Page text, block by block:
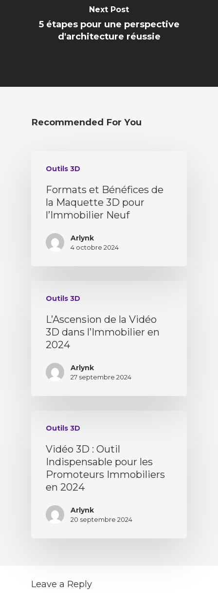
Next Post
5 étapes pour une perspective
d'architecture réussie
Recommended For You
Outils 3D
Formats et Bénéfices de
la Maquette 3D pour
l’Immobilier Neuf
Arlynk
4 octobre 2024
Outils 3D
L’Ascension de la Vidéo
3D dans l’Immobilier en
2024
Arlynk
27 septembre 2024
Outils 3D
Vidéo 3D : Outil
Indispensable pour les
Promoteurs Immobiliers
en 2024
Arlynk
20 septembre 2024
Leave a Reply